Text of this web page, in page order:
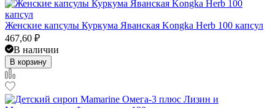
Женские капсулы Куркума Яванская Kongka Herb 100 капсул
467,60 ₽
В наличии
В корзину